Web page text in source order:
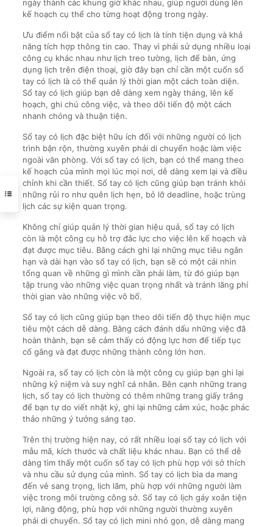
ngày thành các khung giờ khác nhau, giúp người dùng lên
kế hoạch cụ thể cho từng hoạt động trong ngày.
Ưu điểm nổi bật của sổ tay có lịch là tính tiện dụng và khả
năng tích hợp thông tin cao. Thay vì phải sử dụng nhiều loại
công cụ khác nhau như lịch treo tường, lịch để bàn, ứng
dụng lịch trên điện thoại, giờ đây bạn chỉ cần một cuốn sổ
tay có lịch là có thể quản lý thời gian một cách toàn diện.
Sổ tay có lịch giúp bạn dễ dàng xem ngày tháng, lên kế
hoạch, ghi chú công việc, và theo dõi tiến độ một cách
nhanh chóng và thuận tiện.
Sổ tay có lịch đặc biệt hữu ích đối với những người có lịch
trình bận rộn, thường xuyên phải di chuyển hoặc làm việc
ngoài văn phòng. Với sổ tay có lịch, bạn có thể mang theo
kế hoạch của mình mọi lúc mọi nơi, dễ dàng xem lại và điều
chỉnh khi cần thiết. Sổ tay có lịch cũng giúp bạn tránh khỏi
những rủi ro như quên lịch hẹn, bỏ lỡ deadline, hoặc trùng
lịch các sự kiện quan trọng.
Không chỉ giúp quản lý thời gian hiệu quả, sổ tay có lịch
còn là một công cụ hỗ trợ đắc lực cho việc lên kế hoạch và
đạt được mục tiêu. Bằng cách ghi lại những mục tiêu ngắn
hạn và dài hạn vào sổ tay có lịch, bạn sẽ có một cái nhìn
tổng quan về những gì mình cần phải làm, từ đó giúp bạn
tập trung vào những việc quan trọng nhất và tránh lãng phí
thời gian vào những việc vô bổ.
Sổ tay có lịch cũng giúp bạn theo dõi tiến độ thực hiện mục
tiêu một cách dễ dàng. Bằng cách đánh dấu những việc đã
hoàn thành, bạn sẽ cảm thấy có động lực hơn để tiếp tục
cố gắng và đạt được những thành công lớn hơn.
Ngoài ra, sổ tay có lịch còn là một công cụ giúp bạn ghi lại
những kỷ niệm và suy nghĩ cá nhân. Bên cạnh những trang
lịch, sổ tay có lịch thường có thêm những trang giấy trắng
để bạn tự do viết nhật ký, ghi lại những cảm xúc, hoặc phác
thảo những ý tưởng sáng tạo.
Trên thị trường hiện nay, có rất nhiều loại sổ tay có lịch với
mẫu mã, kích thước và chất liệu khác nhau. Bạn có thể dễ
dàng tìm thấy một cuốn sổ tay có lịch phù hợp với sở thích
và nhu cầu sử dụng của mình. Sổ tay có lịch bìa da mang
đến vẻ sang trọng, lịch lãm, phù hợp với những người làm
việc trong môi trường công sở. Sổ tay có lịch gáy xoắn tiện
lợi, năng động, phù hợp với những người thường xuyên
phải di chuyển. Sổ tay có lịch mini nhỏ gọn, dễ dàng mang